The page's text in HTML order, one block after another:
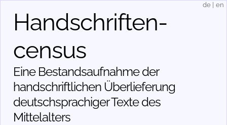
Handschriften­
census
Eine Bestandsaufnahme der
handschriftlichen Über­lieferung
deutschsprachiger Texte des
Mittelalters
de en